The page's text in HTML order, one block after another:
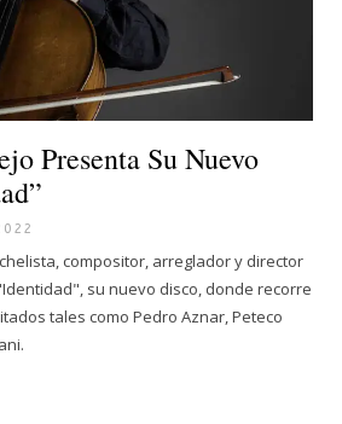
Presenta Su Nuevo
compositor, arreglador y director
su nuevo disco, donde recorre
tales como Pedro Aznar, Peteco